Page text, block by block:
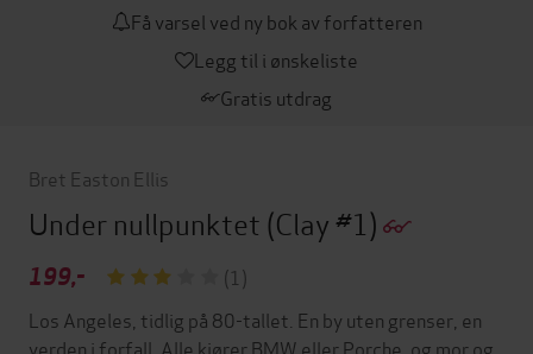
Få varsel ved ny bok av forfatteren
Legg til i ønskeliste
Gratis utdrag
Bret Easton Ellis
Under nullpunktet (Clay #1)
199,-
(1)
Los Angeles, tidlig på 80-tallet. En by uten grenser, en
verden i forfall. Alle kjører BMW eller Porche, og mor og